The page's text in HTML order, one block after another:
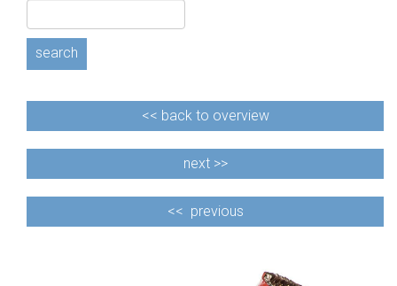
search
<< back to overview
next >>
<< previous